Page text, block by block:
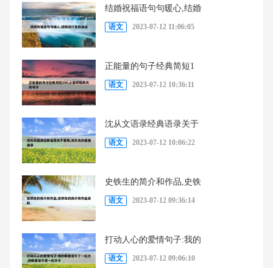
结婚祝福语句句暖心,结婚
语文 2023-07-12 11:06:05
正能量的句子经典简短1
语文 2023-07-12 10:36:11
沈从文语录经典语录关于
语文 2023-07-12 10:06:22
史铁生的简介和作品,史铁
语文 2023-07-12 09:36:14
打动人心的爱情句子:我的
语文 2023-07-12 09:06:10